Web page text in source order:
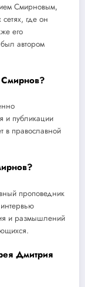
Смирновым,
где он
его
автором
Смирнов?
и публикации
в православной
проповедник
и размышлений
Дмитрия